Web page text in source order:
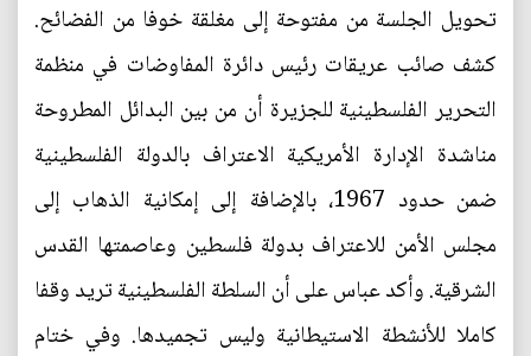
تحويل الجلسة من مفتوحة إلى مغلقة خوفا من الفضائح.
كشف صائب عريقات رئيس دائرة المفاوضات في منظمة
التحرير الفلسطينية للجزيرة أن من بين البدائل المطروحة
مناشدة الإدارة الأمريكية الاعتراف بالدولة الفلسطينية
ضمن حدود 1967، بالإضافة إلى إمكانية الذهاب إلى
مجلس الأمن للاعتراف بدولة فلسطين وعاصمتها القدس
الشرقية. وأكد عباس على أن السلطة الفلسطينية تريد وقفا
كاملا للأنشطة الاستيطانية وليس تجميدها. وفي ختام